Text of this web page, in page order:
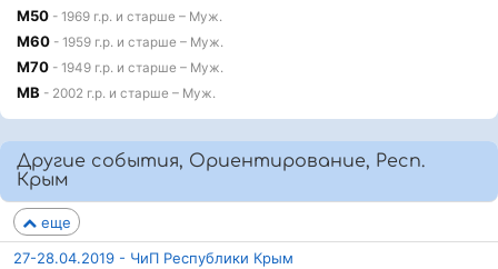
М50 - 1969 г.р. и старше – Муж.
М60 - 1959 г.р. и старше – Муж.
М70 - 1949 г.р. и старше – Муж.
МВ - 2002 г.р. и старше – Муж.
Другие события, Ориентирование, Респ.
Крым
еще
27-28.04.2019 - ЧиП Республики Крым